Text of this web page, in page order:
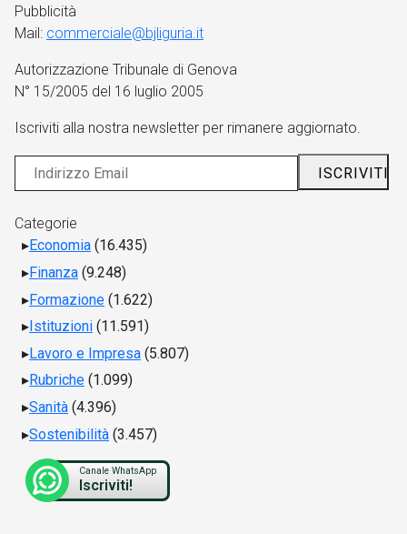
Pubblicità
Mail: commerciale@bjliguria.it
Autorizzazione Tribunale di Genova
N° 15/2005 del 16 luglio 2005
Iscriviti alla nostra newsletter per rimanere aggiornato.
Categorie
Economia (16.435)
Finanza (9.248)
Formazione (1.622)
Istituzioni (11.591)
Lavoro e Impresa (5.807)
Rubriche (1.099)
Sanità (4.396)
Sostenibilità (3.457)
Canale WhatsApp
Iscriviti!